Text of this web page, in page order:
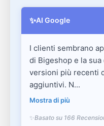
✨AI Google
I clienti sembrano
di Bigeshop e la
versioni più recenti
aggiuntivi. N...
Mostra di più
Basato su 166